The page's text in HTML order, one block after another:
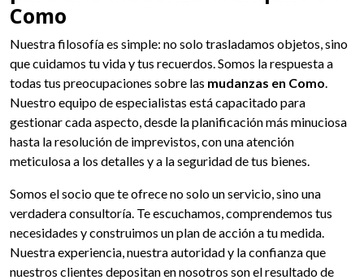
Como
Nuestra filosofía es simple: no solo trasladamos objetos, sino
que cuidamos tu vida y tus recuerdos. Somos la respuesta a
todas tus preocupaciones sobre las mudanzas en Como.
Nuestro equipo de especialistas está capacitado para
gestionar cada aspecto, desde la planificación más minuciosa
hasta la resolución de imprevistos, con una atención
meticulosa a los detalles y a la seguridad de tus bienes.
Somos el socio que te ofrece no solo un servicio, sino una
verdadera consultoría. Te escuchamos, comprendemos tus
necesidades y construimos un plan de acción a tu medida.
Nuestra experiencia, nuestra autoridad y la confianza que
nuestros clientes depositan en nosotros son el resultado de